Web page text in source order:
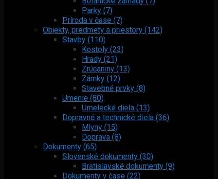
Parky (7)
Príroda v čase (7)
Objekty, predmety a priestory (142)
Stavby (110)
Kostoly (23)
Hrady (21)
Zrúcaniny (13)
Zámky (12)
Stavebné prvky (8)
Umenie (80)
Umelecké diela (13)
Dopravné a technické diela (36)
Mlyny (15)
Doprava (8)
Dokumenty (65)
Slovenské dokumenty (30)
Bratislavské dokumenty (9)
Dokumenty v čase (22)